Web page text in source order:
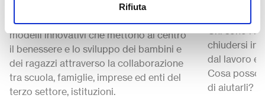
Rifiuta
promuove un webinar
dedicato alle Comunità Educanti,
modelli innovativi che mettono al centro
il benessere e lo sviluppo dei bambini e
dei ragazzi attraverso la collaborazione
tra scuola, famiglie, imprese ed enti del
terzo settore, istituzioni.
Chi sono i
chiudersi in
dal lavoro e
Cosa
di aiutarli?